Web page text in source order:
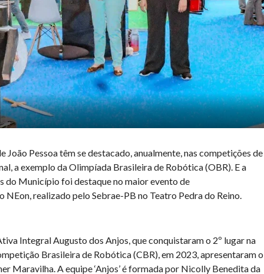
João Pessoa têm se destacado, anualmente, nas competições de
a exemplo da Olimpíada Brasileira de Robótica (OBR). E a
do Município foi destaque no maior evento de
realizado pelo Sebrae-PB no Teatro Pedra do Reino.
Integral Augusto dos Anjos, que conquistaram o 2º lugar na
Brasileira de Robótica (CBR), em 2023, apresentaram o
Maravilha. A equipe ‘Anjos’ é formada por Nicolly Benedita da